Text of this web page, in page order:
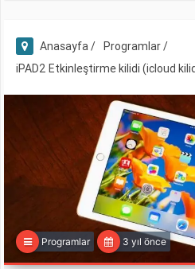
Anasayfa / Programlar /
iPAD2 Etkinleştirme kilidi (icloud
Programlar 3 yıl önce